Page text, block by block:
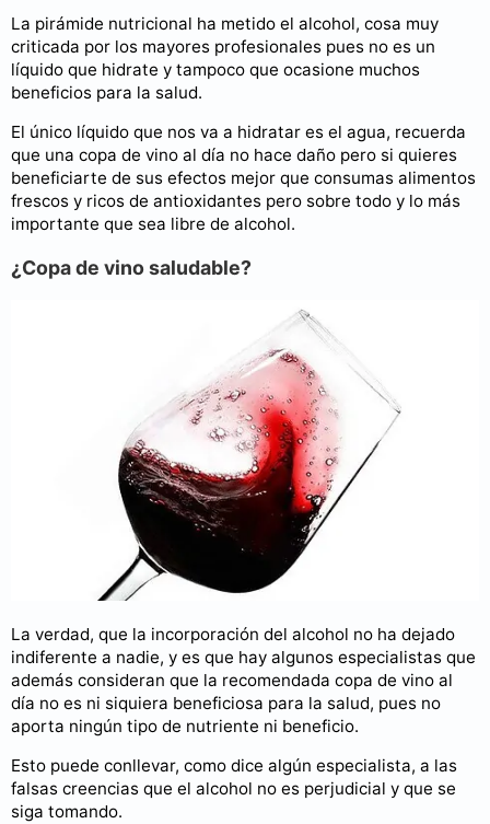
La pirámide nutricional ha metido el alcohol, cosa muy
criticada por los mayores profesionales pues no es un
líquido que hidrate y tampoco que ocasione muchos
beneficios para la salud.
El único líquido que nos va a hidratar es el agua, recuerda
que una copa de vino al día no hace daño pero si quieres
beneficiarte de sus efectos mejor que consumas alimentos
frescos y ricos de antioxidantes pero sobre todo y lo más
importante que sea libre de alcohol.
¿Copa de vino saludable?
La verdad, que la incorporación del alcohol no ha dejado
indiferente a nadie, y es que hay algunos especialistas que
además consideran que la recomendada copa de vino al
día no es ni siquiera beneficiosa para la salud, pues no
aporta ningún tipo de nutriente ni beneficio.
Esto puede conllevar, como dice algún especialista, a las
falsas creencias que el alcohol no es perjudicial y que se
siga tomando.